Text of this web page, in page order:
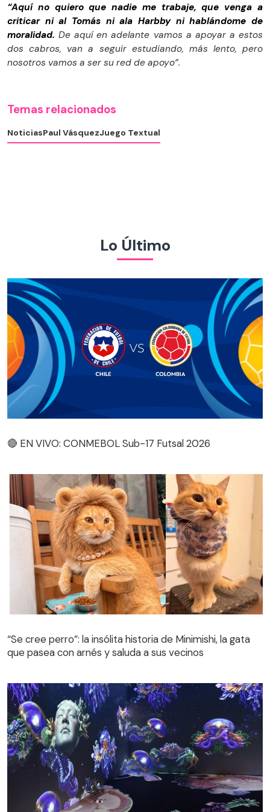
“Aquí no quiero que nadie me trabaje, que venga a
criticar ni al Tomás ni ala Harbby ni hablándome de
moralidad. De aquí en adelante vamos a apoyar a estos
dos cabros, van a seguir estudiando, más lento, pero
nosotros vamos a ser su red de apoyo”.
Temas relacionados
NoticiasPaul VásquezJuego Textual
Lo Último
🔴 EN VIVO: CONMEBOL Sub-17 Futsal 2026
“Se cree perro”: la insólita historia de Minimishi, la gata
que pasea con arnés y saluda a sus vecinos